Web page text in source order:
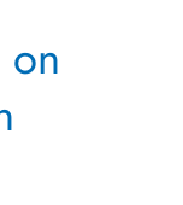
on